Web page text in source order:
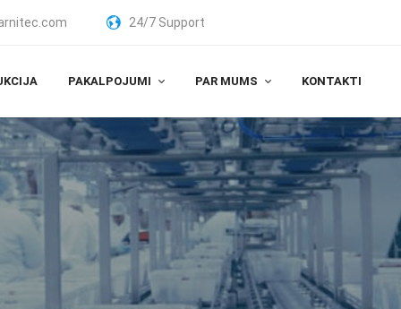
24/7 Support
PAKALPOJUMI PAR MUMS KONTAKTI